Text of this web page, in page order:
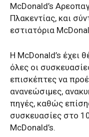
McDonald’s
Πλακεντίας, και
εστιατόρια
Η McDonald’s έχει
όλες οι
επισκέπτες να
ανανεώσιμες,
πηγές, καθώς
συσκευασίες στο
McDonald’s.